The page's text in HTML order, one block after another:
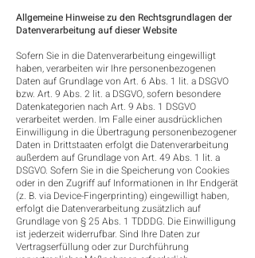
Allgemeine Hinweise zu den Rechtsgrundlagen der
Datenverarbeitung auf dieser Website
Sofern Sie in die Datenverarbeitung eingewilligt
haben, verarbeiten wir Ihre personenbezogenen
Daten auf Grundlage von Art. 6 Abs. 1 lit. a DSGVO
bzw. Art. 9 Abs. 2 lit. a DSGVO, sofern besondere
Datenkategorien nach Art. 9 Abs. 1 DSGVO
verarbeitet werden. Im Falle einer ausdrücklichen
Einwilligung in die Übertragung personenbezogener
Daten in Drittstaaten erfolgt die Datenverarbeitung
außerdem auf Grundlage von Art. 49 Abs. 1 lit. a
DSGVO. Sofern Sie in die Speicherung von Cookies
oder in den Zugriff auf Informationen in Ihr Endgerät
(z. B. via Device-Fingerprinting) eingewilligt haben,
erfolgt die Datenverarbeitung zusätzlich auf
Grundlage von § 25 Abs. 1 TDDDG. Die Einwilligung
ist jederzeit widerrufbar. Sind Ihre Daten zur
Vertragserfüllung oder zur Durchführung